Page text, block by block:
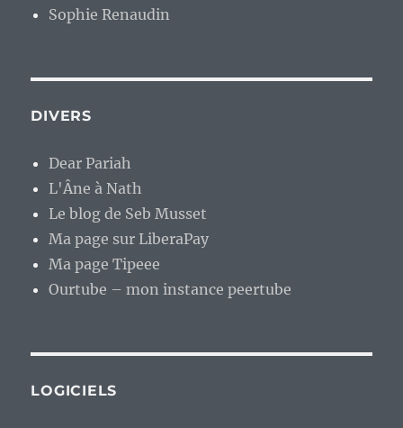
Sophie Renaudin
DIVERS
Dear Pariah
L'Âne à Nath
Le blog de Seb Musset
Ma page sur LiberaPay
Ma page Tipeee
Ourtube – mon instance peertube
LOGICIELS